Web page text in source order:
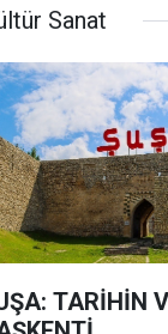
Sanat
TARİHİN